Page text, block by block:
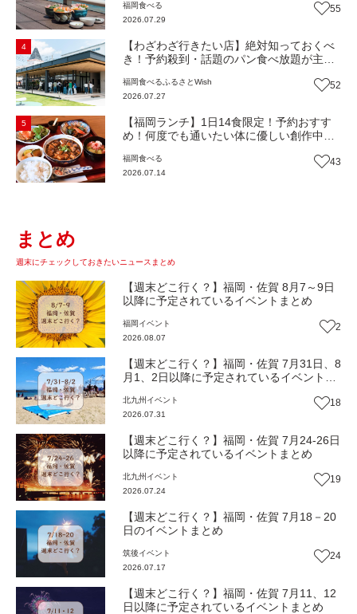
堂』（福岡市西区）【まち歩き】
福岡食べる
2026.07.29
55
4
【わざわざ行きたい店】絶対知っておくべ
き！予約殺到・話題のパン食べ放題が主
『bound garden』（福岡・新宮町）【まち
歩き】
福岡食べるふるさとWish
2026.07.27
52
5
【福岡ランチ】1日14食限定！予約おすす
め！何度でも通いたい体に優しい創作中華
【まち歩き】
福岡食べる
2026.07.14
43
まとめ
週末にチェックしておきたいニュースまとめ
【週末どこ行く？】福岡・佐賀 8月7～9日
以降に予定されているイベントまとめ
福岡 イベント
2026.08.07
2
【週末どこ行く？】福岡・佐賀 7月31日、8
月1、2日以降に予定されているイベントま
北九州 イベント
2026.07.31
18
【週末どこ行く？】福岡・佐賀 7月24-26日
以降に予定されているイベントまとめ
北九州 イベント
2026.07.24
19
【週末どこ行く？】福岡・佐賀 7月18－20
日のイベントまとめ
筑後イベント
2026.07.17
24
【週末どこ行く？】福岡・佐賀 7月11、12
日以降に予定されているイベントまとめ